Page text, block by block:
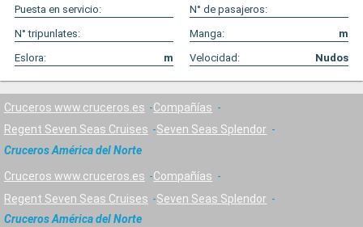
Puesta en servicio:
N° de pasajeros:
N° tripunlates:
Manga:
m
Eslora:
m Velocidad: Nudos
Cruceros www.cruceros.es
Compañías
Regent Seven Seas Cruises
Seven Seas Splendor
Cruceros América del Norte
Cruceros www.cruceros.es
Compañías
Regent Seven Seas Cruises
Seven Seas Splendor
Cruceros América del Norte